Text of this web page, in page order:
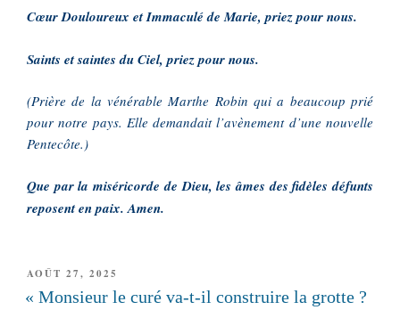
Cœur Douloureux et Immaculé de Marie, priez pour nous.
Saints et saintes du Ciel, priez pour nous.
(Prière de la vénérable Marthe Robin qui a beaucoup prié
pour notre pays. Elle demandait l’avènement d’une nouvelle
Pentecôte.)
Que par la miséricorde de Dieu, les âmes des fidèles défunts
reposent en paix. Amen.
PUBLIÉ
LE
AOÛT 27, 2025
« Monsieur le curé va-t-il construire la grotte ?